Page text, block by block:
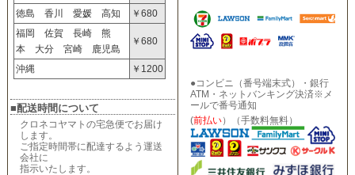
徳島 香川 愛媛 高知
￥680
福岡 佐賀 長崎 熊
本 大分 宮崎 鹿児島
￥680
沖縄 ￥1200
■配送時間について
クロネコヤマトの宅急便でお届け
します。
ご指定時間帯に配達するよう運送
会社に
指示いたします。
●コンビニ（番号端末式）・銀行
ATM・ネットバンキング決済※メ
ールで番号通知
(前払い）（手数料無料）